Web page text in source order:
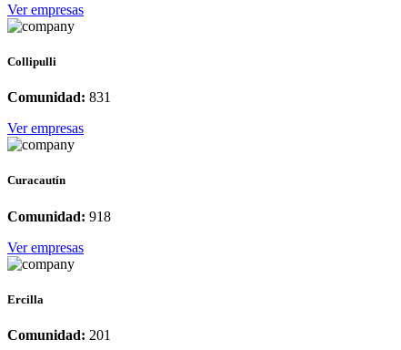
Ver empresas
Collipulli
Comunidad: 831
Ver empresas
Curacautín
Comunidad: 918
Ver empresas
Ercilla
Comunidad: 201